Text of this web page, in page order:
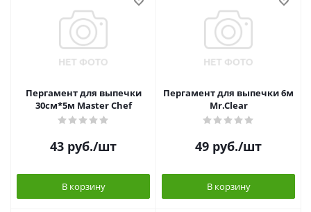
Пергамент для выпечки
30см*5м Master Chef
43 руб./шт
В корзину
Пергамент для выпечки 6м
Mr.Clear
49 руб./шт
В корзину